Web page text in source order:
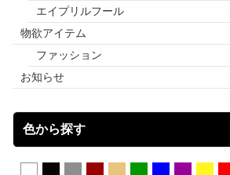
エイプリルフール
物欲アイテム
ファッション
お知らせ
色から探す